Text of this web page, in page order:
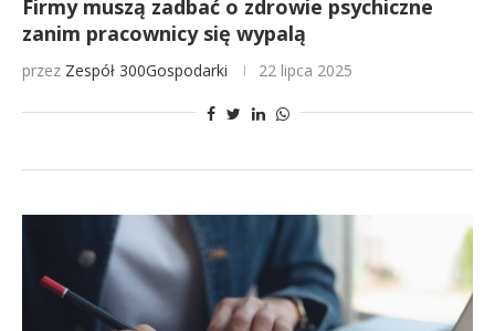
Firmy muszą zadbać o zdrowie psychiczne
zanim pracownicy się wypalą
przez Zespół 300Gospodarki 22 lipca 2025